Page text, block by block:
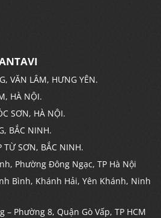
VĂN LÂM, HƯNG YÊN.
HÀ NỘI.
SƠN, HÀ NỘI.
BẮC NINH.
TỪ SƠN, BẮC NINH.
Phường Đông Ngạc, TP Hà Nội
Bình, Khánh Hải, Yên Khánh, Ninh
– Phường 8, Quận Gò Vấp, TP HCM